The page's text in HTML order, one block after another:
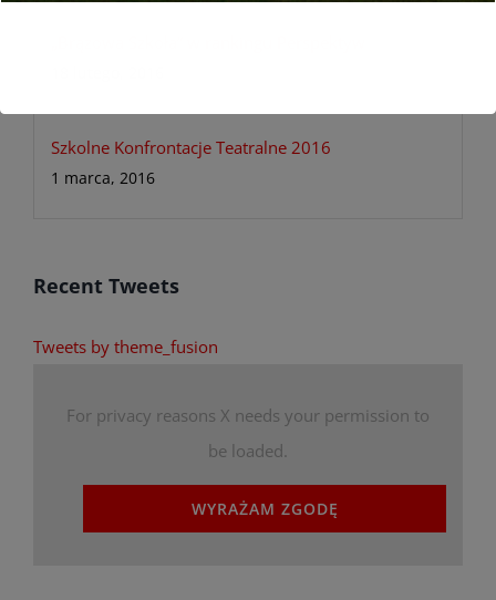
Szkolne Konfrontacje Teatralne 2016
1 marca, 2016
Recent Tweets
Tweets by theme_fusion
For privacy reasons X needs your permission to
be loaded.
WYRAŻAM ZGODĘ